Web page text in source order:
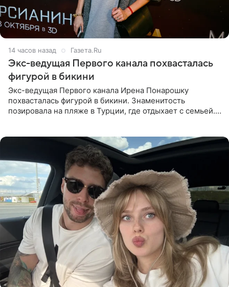
14 часов назад Газета.Ru
Экс-ведущая Первого канала похвасталась
фигурой в бикини
Экс-ведущая Первого канала Ирена Понарошку
похвасталась фигурой в бикини. Знаменитость
позировала на пляже в Турции, где отдыхает с семьей.